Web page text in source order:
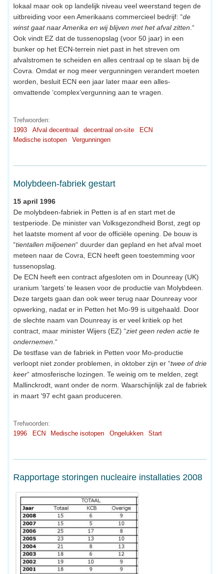
lokaal maar ook op landelijk niveau veel weerstand tegen de
uitbreiding voor een Amerikaans commercieel bedrijf: “de
winst gaat naar Amerika en wij blijven met het afval zitten .“
Ook vindt EZ dat de tussenopslag (voor 50 jaar) in een
bunker op het ECN-terrein niet past in het streven om
afvalstromen te scheiden en alles centraal op te slaan bij de
Covra. Omdat er nog meer vergunningen verandert moeten
worden, besluit ECN een jaar later maar een alles-
omvattende ‘complex’vergunning aan te vragen.
Trefwoorden:
1993
Afval decentraal decentraal on-site
ECN
Medische isotopen
Vergunningen
Molybdeen-fabriek gestart
15 april 1996
De molybdeen-fabriek in Petten is af en start met de
testperiode. De minister van Volksgezondheid Borst, zegt op
het laatste moment af voor de officiële opening. De bouw is
“tientallen miljoenen“ duurder dan gepland en het afval moet
meteen naar de Covra, ECN heeft geen toestemming voor
tussenopslag.
De ECN heeft een contract afgesloten om in Dounreay (UK)
uranium ’targets’ te leasen voor de productie van Molybdeen.
Deze targets gaan dan ook weer terug naar Dounreay voor
opwerking, nadat er in Petten het Mo-99 is uitgehaald. Door
de slechte naam van Dounreay is er veel kritiek op het
contract, maar minister Wijers (EZ) “ziet geen reden actie te
ondernemen.“
De testfase van de fabriek in Petten voor Mo-productie
verloopt niet zonder problemen, in oktober zijn er “twee of drie
keer“ atmosferische lozingen. Te weinig om te melden, zegt
Mallinckrodt, want onder de norm. Waarschijnlijk zal de fabriek
in maart ‘97 echt gaan produceren.
Trefwoorden:
1996
ECN Medische isotopen Ongelukken Start
Rapportage storingen nucleaire installaties 2008